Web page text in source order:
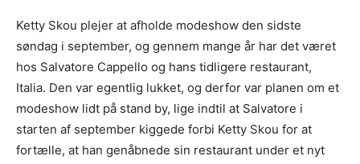
Ketty Skou plejer at afholde modeshow den sidste
søndag i september, og gennem mange år har det været
hos Salvatore Cappello og hans tidligere restaurant,
Italia. Den var egentlig lukket, og derfor var planen om et
modeshow lidt på stand by, lige indtil at Salvatore i
starten af september kiggede forbi Ketty Skou for at
fortælle, at han genåbnede sin restaurant under et nyt